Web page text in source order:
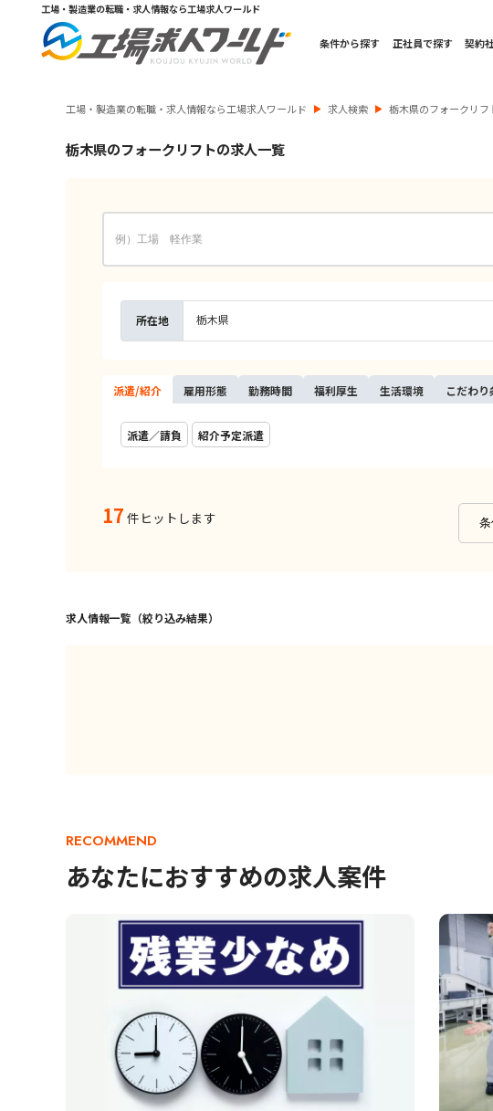
工場・製造業の転職・求人情報なら工場求人ワールド
条件から探す 正社員で探す 契約
工場・製造業の転職・求人情報なら工場求人ワールド 求人検索 栃木県のフォークリフ
栃木県のフォークリフトの求人一覧
所在地 栃木県
派遣/紹介 雇用形態 勤務時間 福利厚生 生活環境 こだわり
派遣／請負 紹介予定派遣
17 件ヒットします
求人情報一覧（絞り込み結果）
RECOMMEND
あなたにおすすめの求人案件